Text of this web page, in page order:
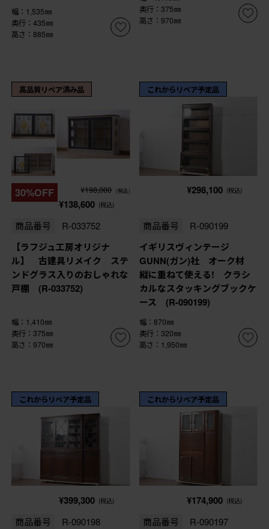
幅：1,535㎜
奥行：435㎜
高さ：885㎜
奥行：375㎜
高さ：970㎜
高品質リペア済み品
30%OFF ¥198,000 (税込)
¥138,600 (税込)
商品番号 R-033752
【ラフジュ工房オリジナ
ル】 古建具リメイク ステ
ンドグラス入りのおしゃれな
戸棚 (R-033752)
幅：1,410㎜
奥行：375㎜
高さ：970㎜
これからリペア予定品
¥298,100 (税込)
商品番号 R-090199
イギリスヴィンテージ
GUNN(ガン)社 オーク材
縦に重ねて使える! クラシ
カルなスタッキングブックケ
ース (R-090199)
幅：870㎜
奥行：320㎜
高さ：1,950㎜
これからリペア予定品
¥399,300 (税込)
商品番号 R-090198
これからリペア予定品
¥174,900 (税込)
商品番号 R-090197